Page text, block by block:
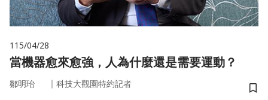
115/04/28
當機器愈來愈強，人為什麼還是需要運動？
鄒明珆 ｜ 科技大觀園特約記者
儲